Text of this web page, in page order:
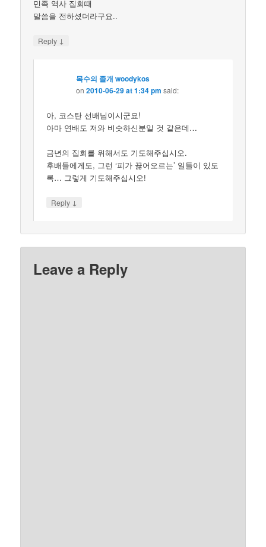
민족 역사 집회때
말씀을 전하셨더라구요..
Reply ↓
목수의 졸개 woodykos
on2010-06-29 at 1:34 pm said:
아, 코스탄 선배님이시군요!
아마 연배도 저와 비슷하신분일 것 같은데…
금년의 집회를 위해서도 기도해주십시오.
후배들에게도, 그런 ‘피가 끓어오르는’ 일들이 있도
록… 그렇게 기도해주십시오!
Reply ↓
Leave a Reply